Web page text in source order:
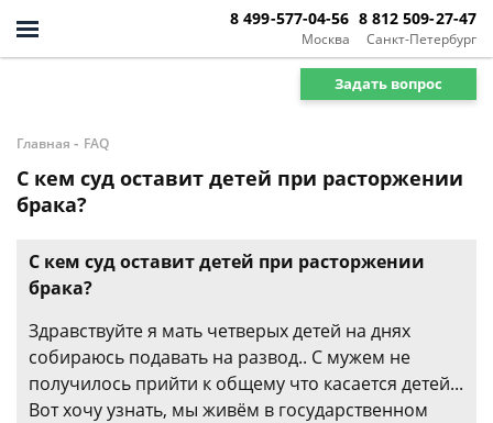
Москва
8 499-577-04-56
Санкт-Петербург
8 812 509-27-47
Задать вопрос
Главная - FAQ
С кем суд оставит детей при расторжении
брака?
С кем суд оставит детей при расторжении
брака?
Здравствуйте я мать четверых детей на днях
собираюсь подавать на развод.. С мужем не
получилось прийти к общему что касается детей...
Вот хочу узнать, мы живём в государственном